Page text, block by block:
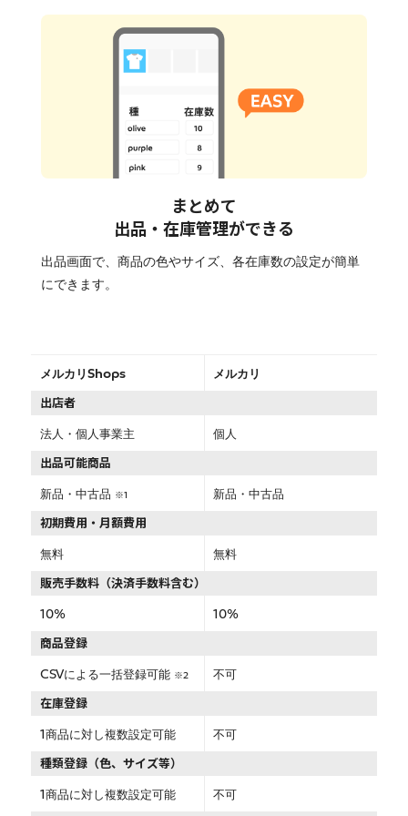
まとめて
出品・在庫管理ができる
出品画面で、商品の色やサイズ、各在庫数の設定が簡単
にできます。
メルカリShops メルカリ
出店者
法人・個人事業主 個人
出品可能商品
新品・中古品 ※1 新品・中古品
初期費用・月額費用
無料 無料
販売手数料（決済手数料含む）
10% 10%
商品登録
CSVによる一括登録可能 ※2 不可
在庫登録
1商品に対し複数設定可能 不可
種類登録（色、サイズ等）
1商品に対し複数設定可能 不可